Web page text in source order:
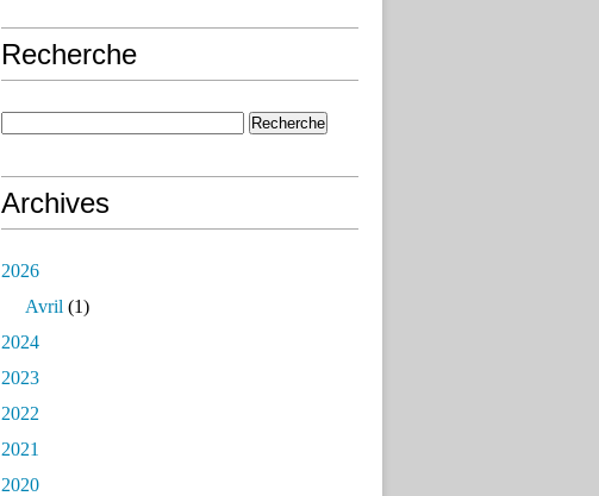
Recherche
Archives
2026
Avril (1)
2024
2023
2022
2021
2020